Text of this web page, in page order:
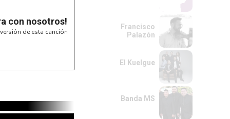
3-1-------1--------
3-----1-1---1--
3---2---2----
con nosotros!
de esta canción
Francisco
Palazón
El Kuelgue
Banda MS